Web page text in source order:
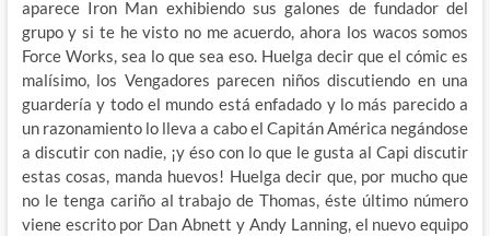
aparece Iron Man exhibiendo sus galones de fundador del
grupo y si te he visto no me acuerdo, ahora los wacos somos
Force Works, sea lo que sea eso. Huelga decir que el cómic es
malísimo, los Vengadores parecen niños discutiendo en una
guardería y todo el mundo está enfadado y lo más parecido a
un razonamiento lo lleva a cabo el Capitán América negándose
a discutir con nadie, ¡y éso con lo que le gusta al Capi discutir
estas cosas, manda huevos! Huelga decir que, por mucho que
no le tenga cariño al trabajo de Thomas, éste último número
viene escrito por Dan Abnett y Andy Lanning, el nuevo equipo